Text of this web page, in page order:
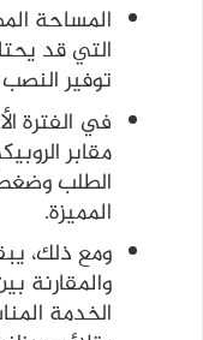
المساحة
التي قد
توفير النصب
في الفترة
مقابر
الطلب
المميزة.
ومع ذلك،
والمقارنة
الخدمة